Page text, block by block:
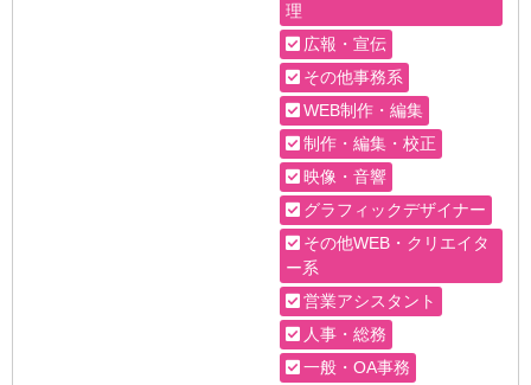
理
広報・宣伝
その他事務系
WEB制作・編集
制作・編集・校正
映像・音響
グラフィックデザイナー
その他WEB・クリエイタ
ー系
営業アシスタント
人事・総務
一般・OA事務